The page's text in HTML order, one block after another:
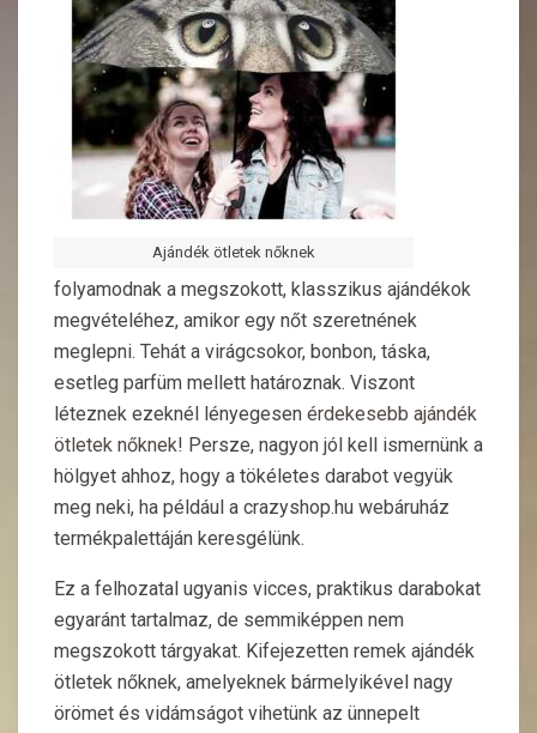
Ajándék ötletek nőknek
folyamodnak a megszokott, klasszikus ajándékok
megvételéhez, amikor egy nőt szeretnének
meglepni. Tehát a virágcsokor, bonbon, táska,
esetleg parfüm mellett határoznak. Viszont
léteznek ezeknél lényegesen érdekesebb ajándék
ötletek nőknek! Persze, nagyon jól kell ismernünk a
hölgyet ahhoz, hogy a tökéletes darabot vegyük
meg neki, ha például a crazyshop.hu webáruház
termékpalettáján keresgélünk.
Ez a felhozatal ugyanis vicces, praktikus darabokat
egyaránt tartalmaz, de semmiképpen nem
megszokott tárgyakat. Kifejezetten remek ajándék
ötletek nőknek, amelyeknek bármelyikével nagy
örömet és vidámságot vihetünk az ünnepelt